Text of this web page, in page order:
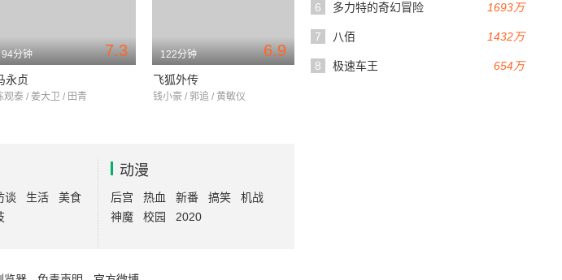
1693万
6 多力特的奇幻冒险
1432万
7 八佰
654万
8 极速车王
7.3
94分钟
永贞
观泰 / 姜大卫 / 田青
6.9
122分钟
飞狐外传
钱小豪 / 郭追 / 黄敏仪
谈 生活
美食
动漫
后宫 热血 新番 搞笑
机战
神魔
校园 2020